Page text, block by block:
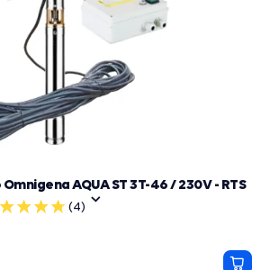
(4)
AQUA ST 3T-46 / 230V - RTS